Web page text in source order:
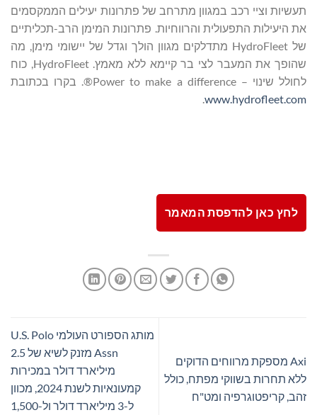
תעשיות וציי רכב במגוון מתרחב של פתרונות יעילים הממקסמים
את היעילות התפעולית והרווחיות. פתרונות המימן הרב-תכליתיים
של HydroFleet מתדלקים מגוון הולך וגדל של יישומי מימן, מה
שהופך את המעבר לצי בר קיימא ללא מאמץ. HydroFleet, כוח
לחולל שינוי – Power to make a difference®. בקרו בכתובת
www.hydrofleet.com
לחץ כאן להדפסת המאמר
Axi מספקת מרווחים הדוקים
ללא תחרות בשווקי מפתח, כולל
זהב, קריפטוגרפיה ומט"ח
מותג הספורט העולמי U.S. Polo
Assn מזנק לשיא של 2.5
מיליארד דולר במכירות
קמעונאיות לשנת 2024, מכוון
ל-3 מיליארד דולר ול-1,500